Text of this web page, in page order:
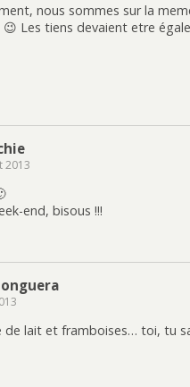
nous sommes sur la
😉 Les tiens devaient etre
2013
end, bisous !!!
de lait et framboises… toi, tu